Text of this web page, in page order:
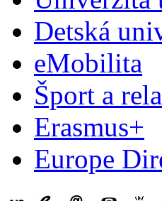
Detská
eMobilita
Šport a
Erasmus+
Europe